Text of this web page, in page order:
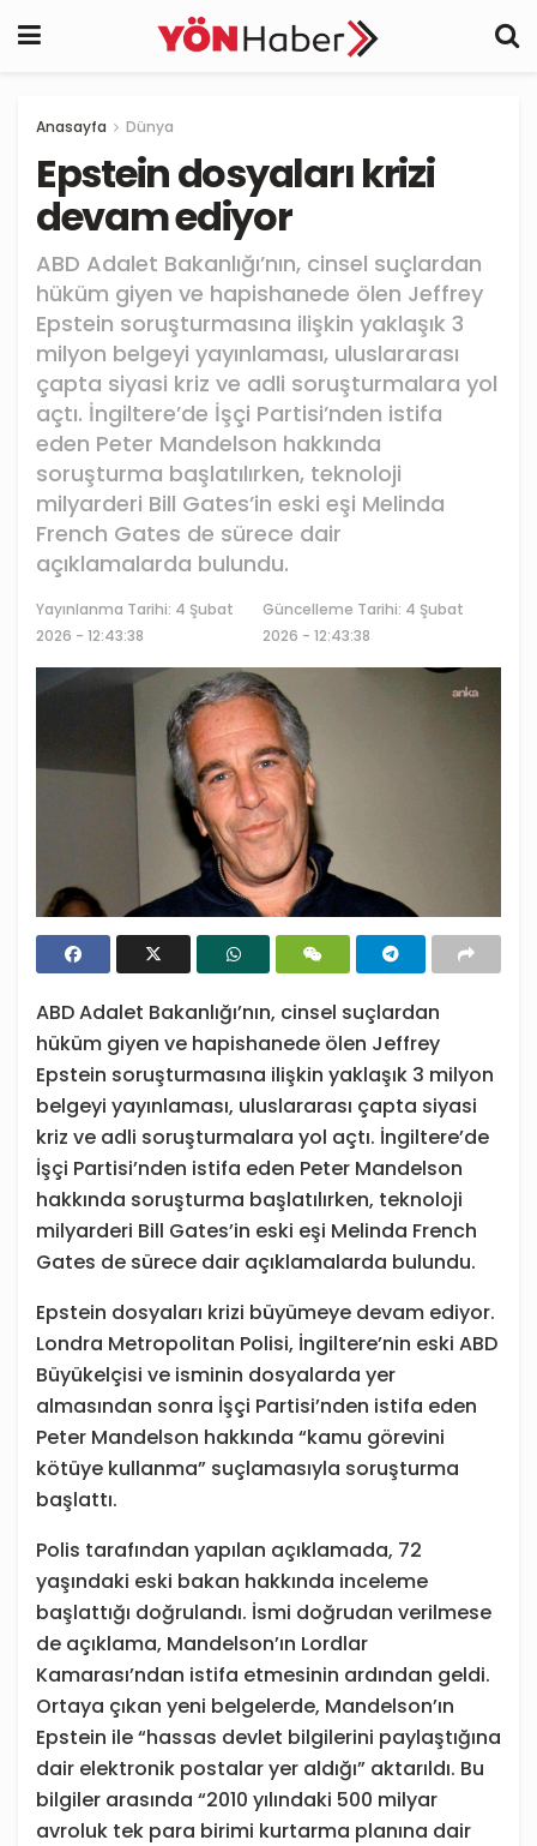
Anasayfa Dünya
Epstein dosyaları krizi
devam ediyor
ABD Adalet Bakanlığı’nın, cinsel suçlardan
hüküm giyen ve hapishanede ölen Jeffrey
Epstein soruşturmasına ilişkin yaklaşık 3
milyon belgeyi yayınlaması, uluslararası
çapta siyasi kriz ve adli soruşturmalara yol
açtı. İngiltere’de İşçi Partisi’nden istifa
eden Peter Mandelson hakkında
soruşturma başlatılırken, teknoloji
milyarderi Bill Gates’in eski eşi Melinda
French Gates de sürece dair
açıklamalarda bulundu.
Yayınlanma Tarihi: 4 Şubat
2026 - 12:43:38
Güncelleme Tarihi: 4 Şubat
2026 - 12:43:38
ABD Adalet Bakanlığı’nın, cinsel suçlardan
hüküm giyen ve hapishanede ölen Jeffrey
Epstein soruşturmasına ilişkin yaklaşık 3 milyon
belgeyi yayınlaması, uluslararası çapta siyasi
kriz ve adli soruşturmalara yol açtı. İngiltere’de
İşçi Partisi’nden istifa eden Peter Mandelson
hakkında soruşturma başlatılırken, teknoloji
milyarderi Bill Gates’in eski eşi Melinda French
Gates de sürece dair açıklamalarda bulundu.
Epstein dosyaları krizi büyümeye devam ediyor.
Londra Metropolitan Polisi, İngiltere’nin eski ABD
Büyükelçisi ve isminin dosyalarda yer
almasından sonra İşçi Partisi’nden istifa eden
Peter Mandelson hakkında “kamu görevini
kötüye kullanma” suçlamasıyla soruşturma
başlattı.
Polis tarafından yapılan açıklamada, 72
yaşındaki eski bakan hakkında inceleme
başlattığı doğrulandı. İsmi doğrudan verilmese
de açıklama, Mandelson’ın Lordlar
Kamarası’ndan istifa etmesinin ardından geldi.
Ortaya çıkan yeni belgelerde, Mandelson’ın
Epstein ile “hassas devlet bilgilerini paylaştığına
dair elektronik postalar yer aldığı” aktarıldı. Bu
bilgiler arasında “2010 yılındaki 500 milyar
avroluk tek para birimi kurtarma planına dair